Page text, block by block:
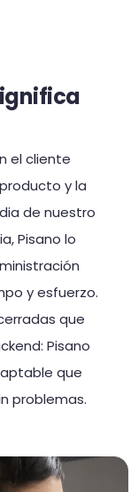
el cliente
y la
de nuestro
Pisano lo
y esfuerzo.
que
Pisano
que
problemas.